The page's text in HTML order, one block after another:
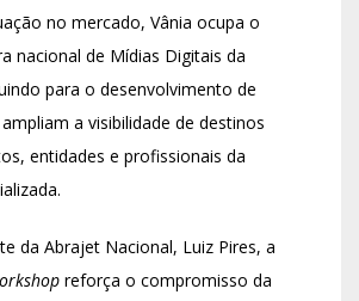
no mercado, Vânia ocupa o
nacional de Mídias Digitais da
para o desenvolvimento de
a visibilidade de destinos
entidades e profissionais da
da Abrajet Nacional, Luiz Pires, a
reforça o compromisso da